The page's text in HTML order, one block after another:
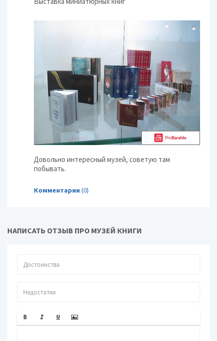
Довольно интересный музей, советую там
побывать.
Комментарии (0)
НАПИСАТЬ ОТЗЫВ ПРО МУЗЕЙ КНИГИ